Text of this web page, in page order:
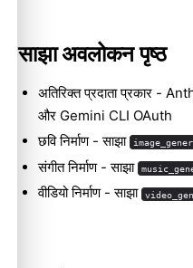
साझा अवलोकन पृष्ठ
अतिरिक्त प्रदाता प्रकार-
और Gemini CLI OAuth
छवि निर्माण- साझा
संगीत निर्माण- साझा
वीडियो निर्माण- साझा